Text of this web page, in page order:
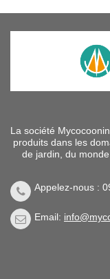
La société
produits dans les
de jardin, du
Appelez-nous :
Email: